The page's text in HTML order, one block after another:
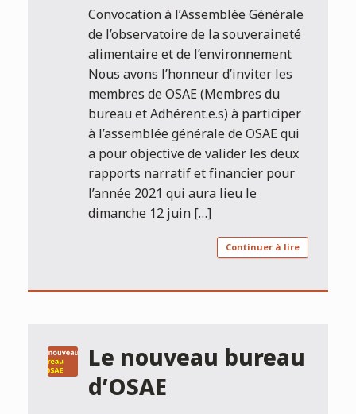
Convocation à l’Assemblée Générale
de l’observatoire de la souveraineté
alimentaire et de l’environnement
Nous avons l’honneur d’inviter les
membres de OSAE (Membres du
bureau et Adhérent.e.s) à participer
à l’assemblée générale de OSAE qui
a pour objective de valider les deux
rapports narratif et financier pour
l’année 2021 qui aura lieu le
dimanche 12 juin […]
Continuer à lire
Le nouveau bureau
d’OSAE